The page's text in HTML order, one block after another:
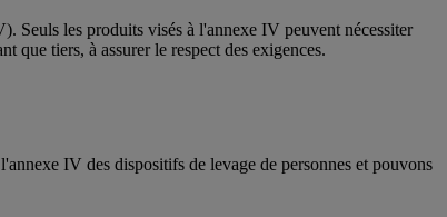
Seuls les produits visés à l'annexe IV peuvent nécessiter
que tiers, à assurer le respect des exigences.
IV des dispositifs de levage de personnes et pouvons